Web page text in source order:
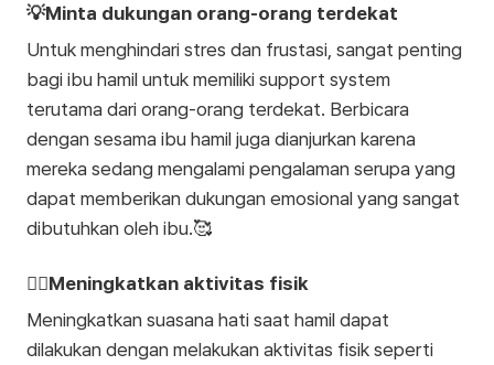
💡Minta dukungan orang-orang terdekat
Untuk menghindari stres dan frustasi, sangat penting
bagi ibu hamil untuk memiliki support system
terutama dari orang-orang terdekat. Berbicara
dengan sesama ibu hamil juga dianjurkan karena
mereka sedang mengalami pengalaman serupa yang
dapat memberikan dukungan emosional yang sangat
dibutuhkan oleh ibu.🥰
🚶‍♀️Meningkatkan aktivitas fisik
Meningkatkan suasana hati saat hamil dapat
dilakukan dengan melakukan aktivitas fisik seperti